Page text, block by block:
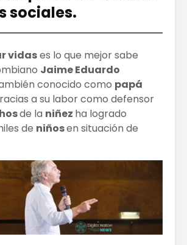
sociales.
vidases lo que mejor sabe
Jaime Eduardo
conocido como papá
a su labor como defensor
de la niñez ha logrado
de niñosen situación de
Imparable de los
Creadores de
Sociales
El Comercio
Electrónico
El Bitcoin cae a